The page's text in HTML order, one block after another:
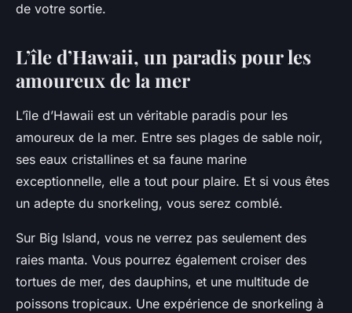
de votre sortie.
L’île d’Hawaii, un paradis pour les
amoureux de la mer
L’île d’Hawaii est un véritable paradis pour les
amoureux de la mer. Entre ses plages de sable noir,
ses eaux cristallines et sa faune marine
exceptionnelle, elle a tout pour plaire. Et si vous êtes
un adepte du snorkeling, vous serez comblé.
Sur Big Island, vous ne verrez pas seulement des
raies manta. Vous pourrez également croiser des
tortues de mer, des dauphins, et une multitude de
poissons tropicaux. Une expérience de snorkeling à